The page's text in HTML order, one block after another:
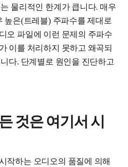
물리적인 한계가 큽니다. 매우
높은(트레블) 주파수를 제대로
오 파일에 이런 문제의 주파수
이를 처리하지 못하고 왜곡되
다. 단계별로 원인을 진단하고
것은 여기서 시
작하는 오디오의 품질에 의해